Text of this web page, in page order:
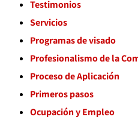
Testimonios
Servicios
Programas de visado
Profesionalismo de la
Proceso de Aplicación
Primeros pasos
Ocupación y Empleo